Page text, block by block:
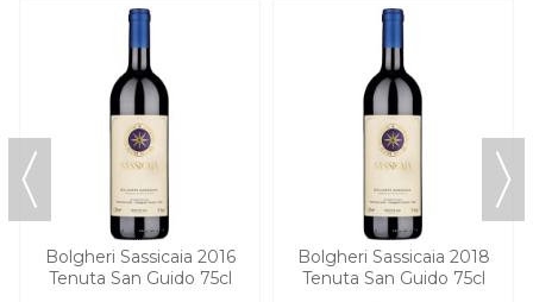
Bolgheri Sassicaia 2016
Tenuta San Guido 75cl
Bolgheri Sassicaia 2018
Tenuta San Guido 75cl